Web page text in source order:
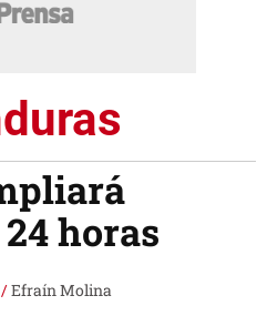
horas
/Efraín Molina